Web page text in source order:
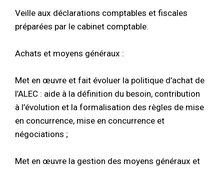
Veille aux déclarations comptables et fiscales
préparées par le cabinet comptable.
Achats et moyens généraux :
Met en œuvre et fait évoluer la politique d’achat de
l’ALEC : aide à la définition du besoin, contribution
à l’évolution et la formalisation des règles de mise
en concurrence, mise en concurrence et
négociations ;
Met en œuvre la gestion des moyens généraux et